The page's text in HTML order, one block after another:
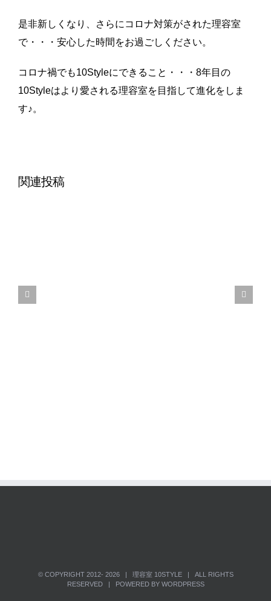
是非新しくなり、さらにコロナ対策がされた理容室
で・・・安心した時間をお過ごしください。
コロナ禍でも10Styleにできること・・・8年目の
10Styleはより愛される理容室を目指して進化をしま
す♪。
関連投稿
© COPYRIGHT 2012- 2026 | 理容室 10STYLE| ALL RIGHTS
RESERVED | POWERED BY WORDPRESS